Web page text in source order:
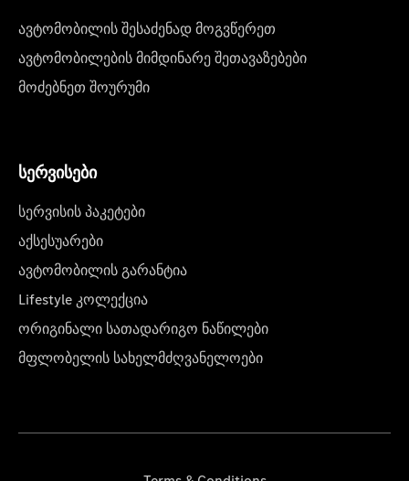
ავტომობილის შესაძენად მოგვწერეთ
ავტომობილების მიმდინარე შეთავაზებები
მოძებნეთ შოურუმი
სერვისები
სერვისის პაკეტები
აქსესუარები
ავტომობილის გარანტია
Lifestyle კოლექცია
ორიგინალი სათადარიგო ნაწილები
მფლობელის სახელმძღვანელოები